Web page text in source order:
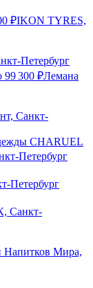
₽IKON TYRES,
Петербург
99 300 ₽Лемана
Санкт-
CHARUEL
Петербург
Петербург
Санкт-
Напитков Мира,